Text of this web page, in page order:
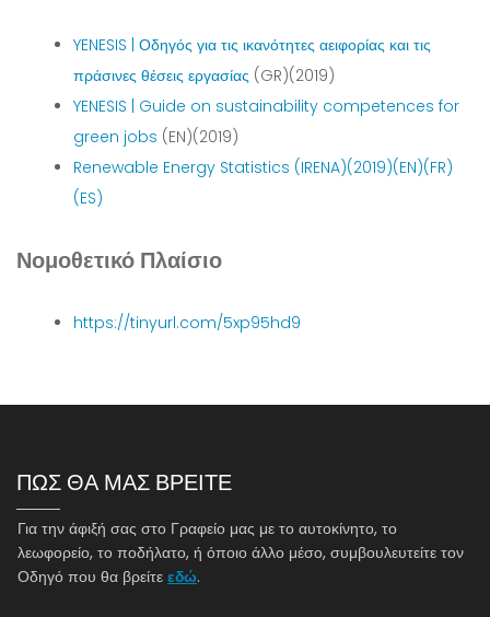
YENESIS | Οδηγός για τις ικανότητες αειφορίας και τις
πράσινες θέσεις εργασίας (GR)(2019)
YENESIS | Guide on sustainability competences for
green jobs (EN)(2019)
Renewable Energy Statistics (IRENA)(2019)(EN)(FR)
(ES)
Νομοθετικό Πλαίσιο
https://tinyurl.com/5xp95hd9
ΠΩΣ ΘΑ ΜΑΣ ΒΡΕΙΤΕ
Για την άφιξή σας στο Γραφείο μας με το αυτοκίνητο, το
λεωφορείο, το ποδήλατο, ή όποιο άλλο μέσο, συμβουλευτείτε τον
Οδηγό που θα βρείτε εδώ.